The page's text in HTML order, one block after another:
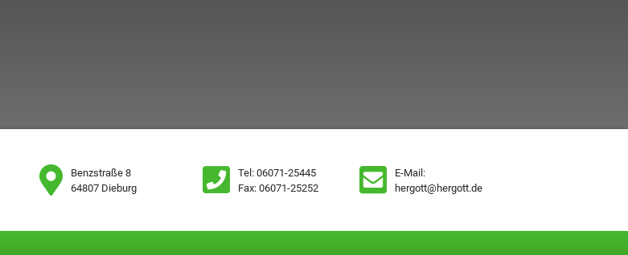
Benzstraße 8
64807 Dieburg
Tel: 06071-25445
Fax: 06071-25252
E-Mail:
hergott@hergott.de